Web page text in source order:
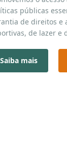
públicas
de direitos e
de lazer e
os
atendida.
Saiba mais